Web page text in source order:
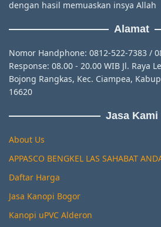
dengan hasil memuaskan insya Allah
Alamat
Nomor Handphone: 0812-522-7383 /
Response: 08.00 - 20.00 WIB Jl. Raya
Bojong Rangkas, Kec. Ciampea,
16620
Jasa Kami
About Us
APPASCO BENGKEL LAS SAHABAT
Daftar Harga
Jasa Kanopi Bogor
Kanopi uPVC Alderon